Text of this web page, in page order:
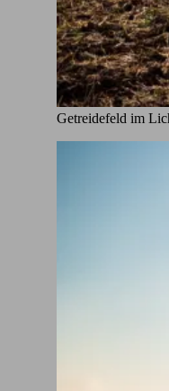
Getreidefeld im